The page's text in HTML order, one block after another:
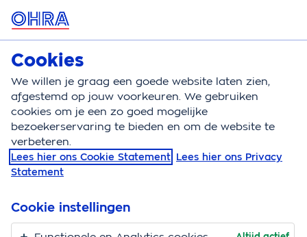
MENU
Klantenservice
Klantenservice Kkv Beleggingsbeleid cz
Beleggingsbeleid CZ
Sinds januari 2009 is CZ de verzekeraar voor de
Nationale-Nederlanden- en OHRA zorgverzekeringen.
merken: CZ, Nationale-Nederlanden en OHRA.
Cookies
We willen je graag een goede website laten zien,
afgestemd op jouw voorkeuren. We gebruiken
cookies om je een zo goed mogelijke
bezoekerservaring te bieden en om de website te
verbeteren.
Lees hier ons Cookie Statement Lees hier ons Privacy
Statement
Cookie instellingen